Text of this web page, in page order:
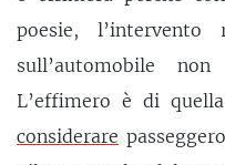
poesie, l’intervento
sull’automobile
L’effimero è di
considerare